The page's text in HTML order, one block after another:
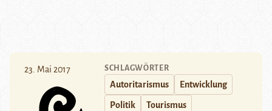
23. Mai 2017 SCHLAGWÖRTER
Autoritarismus Entwicklung
Politik Tourismus